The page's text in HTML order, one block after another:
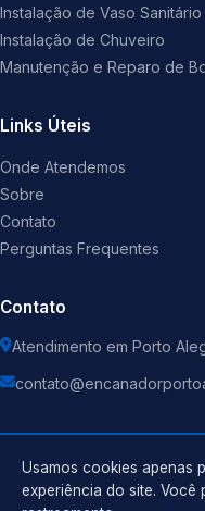
Instalação de Vaso Sanitário
Instalação de Chuveiro
Manutenção e Reparo de
Links Úteis
Onde Atendemos
Sobre
Contato
Perguntas Frequentes
Contato
Atendimento em Porto
2026 Encanador . Todos os
Usamos cookies apenas
experiência do site. Você